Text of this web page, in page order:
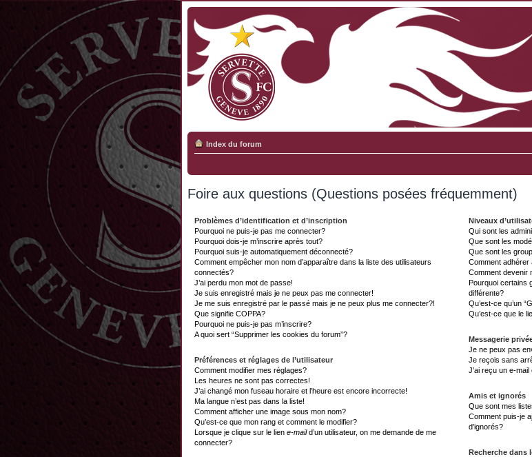
Index du forum
Foire aux questions (Questions posées fréquemment)
Problèmes d’identification et d’inscription
Pourquoi ne puis-je pas me connecter?
Pourquoi dois-je m’inscrire après tout?
Pourquoi suis-je automatiquement déconnecté?
Comment empêcher mon nom d’apparaître dans la liste des utilisateurs
connectés?
J’ai perdu mon mot de passe!
Je suis enregistré mais je ne peux pas me connecter!
Je me suis enregistré par le passé mais je ne peux plus me connecter?!
Que signifie COPPA?
Pourquoi ne puis-je pas m’inscrire?
A quoi sert “Supprimer les cookies du forum”?
Préférences et réglages de l’utilisateur
Comment modifier mes réglages?
Les heures ne sont pas correctes!
J’ai changé mon fuseau horaire et l’heure est encore incorrecte!
Ma langue n’est pas dans la liste!
Comment afficher une image sous mon nom?
Qu’est-ce que mon rang et comment le modifier?
Lorsque je clique sur le lien e-maild’un utilisateur, on me demande de me
connecter?
Niveaux
Qui sont les
Que sont les
Que sont les
Comment adhérer
Comment devenir
Pourquoi certains
différente?
Qu’est-ce qu’un
Qu’est-ce que le
Messagerie
Je ne peux pas
Je reçois sans
J’ai reçu un e-
Amis et ignorés
Que sont mes
Comment puis-je
d’ignorés?
Recherche dans